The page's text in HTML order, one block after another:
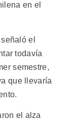
en el
el
todavía
semestre,
que llevaría
el alza